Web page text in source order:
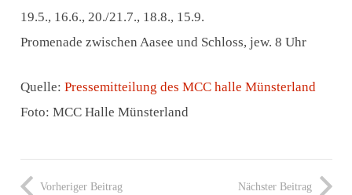
19.5., 16.6., 20./21.7., 18.8., 15.9.
Promenade zwischen Aasee und Schloss, jew. 8 Uhr
Quelle: Pressemitteilung des MCC halle Münsterland
Foto: MCC Halle Münsterland
Vorheriger Beitrag Nächster Beitrag